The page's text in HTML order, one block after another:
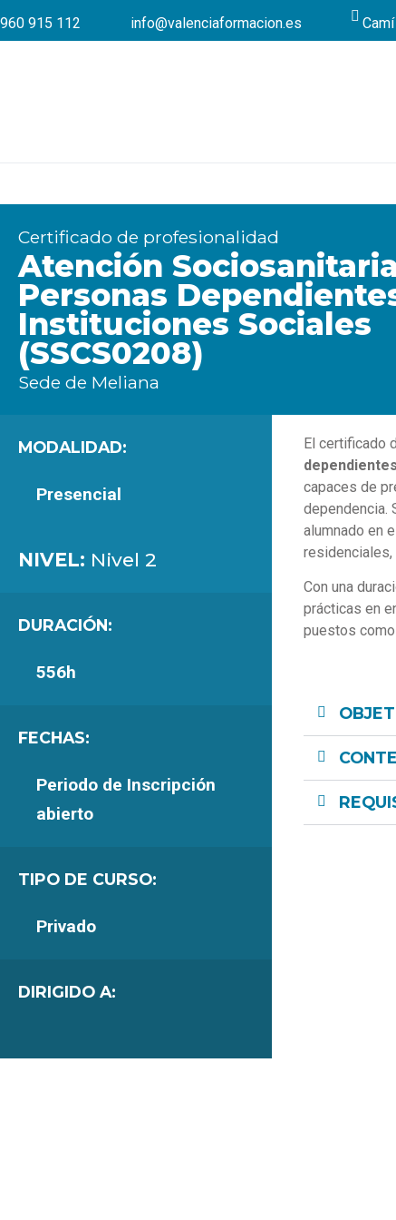
960 915 112 info@valenciaformacion.es
Certificado de profesionalidad
Atención
Personas
Instituciones Sociales
(SSCS0208)
Sede de Meliana
MODALIDAD:
Presencial
NIVEL: Nivel 2
DURACIÓN:
556h
FECHAS:
Periodo de Inscripción
abierto
TIPO DE CURSO:
Privado
DIRIGIDO A:
El certificado
capaces de
dependencia.
alumnado en
Con una
prácticas en
puestos como